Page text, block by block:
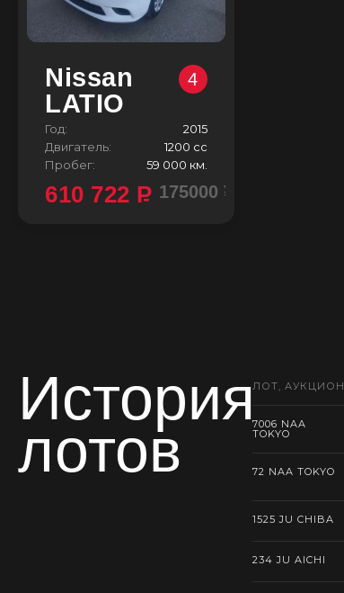
Nissan
LATIO
4
Год:
2015
Двигатель:
1200 сс
Пробег:
59 000 км.
610 722 P 175000 ¥
История
лотов
ЛОТ, АУКЦИОН
7006 NAA
TOKYO
72 NAA TOKYO
1525 JU CHIBA
234 JU AICHI